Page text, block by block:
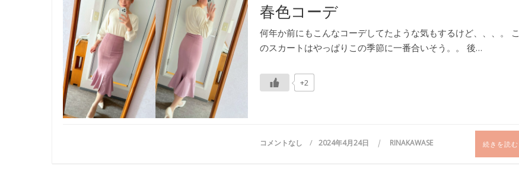
春色コーデ
何年か前にもこんなコーデしてたような気もするけど、、、。 こ
のスカートはやっぱりこの季節に一番合いそう。。 後…
+2
コメントなし 2024年4月24日 RINAKAWASE 続きを読む